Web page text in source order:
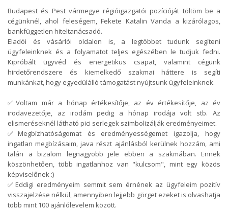
Budapest és Pest vármegye régióigazgatói pozícióját töltöm be a
cégünknél, ahol feleségem, Fekete Katalin Vanda a kizárólagos,
bankfüggetlen hiteltanácsadó.
Eladói és vásárlói oldalon is, a legtöbbet tudunk segíteni
ügyfeleinknek és a folyamatot teljes egészében le tudjuk fedni.
Kipróbált ügyvéd és energetikus csapat, valamint cégünk
hirdetőrendszere és kiemelkedő szakmai háttere is segíti
munkánkat, hogy egyedülálló támogatást nyújtsunk ügyfeleinknek.
✅Voltam már a hónap értékesítője, az év értékesítője, az év
irodavezetője, az irodám pedig a hónap irodája volt stb. Az
elismeréseknél látható pici serlegek szimbolizálják eredményeimet.
✅Megbízhatóságomat és eredményességemet igazolja, hogy
ingatlan megbízásaim, java részt ajánlásból kerülnek hozzám, ami
talán a bizalom legnagyobb jele ebben a szakmában. Ennek
köszönhetően, több ingatlanhoz van "kulcsom", mint egy közös
képviselőnek :)
✅Eddigi eredményeim semmit sem érnének az ügyfeleim pozitív
visszajelzése nélkül, amennyiben lejjebb görget ezeket is olvashatja
több mint 100 ajánlólevelem között.